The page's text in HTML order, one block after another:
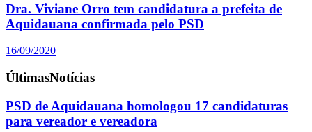
Dra. Viviane Orro tem candidatura a prefeita de
Aquidauana confirmada pelo PSD
16/09/2020
ÚltimasNotícias
PSD de Aquidauana homologou 17 candidaturas
para vereador e vereadora